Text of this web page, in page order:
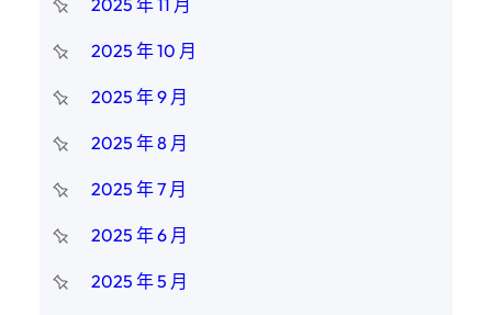
2025 年 11 月
2025 年 10 月
2025 年 9 月
2025 年 8 月
2025 年 7 月
2025 年 6 月
2025 年 5 月